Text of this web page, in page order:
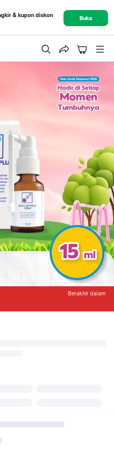
& kupon diskon
Buka
Berakhir dalam